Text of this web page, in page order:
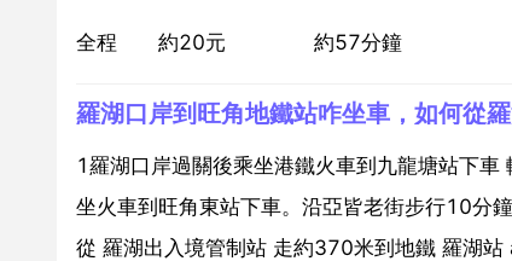
全程 約20元 約57分鐘
羅湖口岸到旺角地鐵站咋坐車，如何從
1羅湖口岸過關後乘坐港鐵火車到九龍塘站下
坐火車到旺角東站下車。沿亞皆老街步行10分
從 羅湖出入境管制站 走約370米到地鐵 羅湖